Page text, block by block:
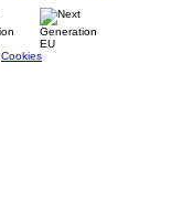
Cookies